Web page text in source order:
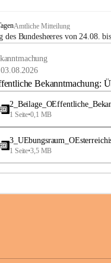
Amtliche Mitteilung
des Bundesheeres von 24.08.
03.08.2026
Bekanntmachung:
1 Seite•0,1 MB
1 Seite•3,5 MB